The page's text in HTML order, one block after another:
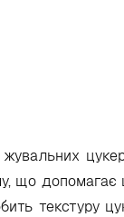
що
текстуру